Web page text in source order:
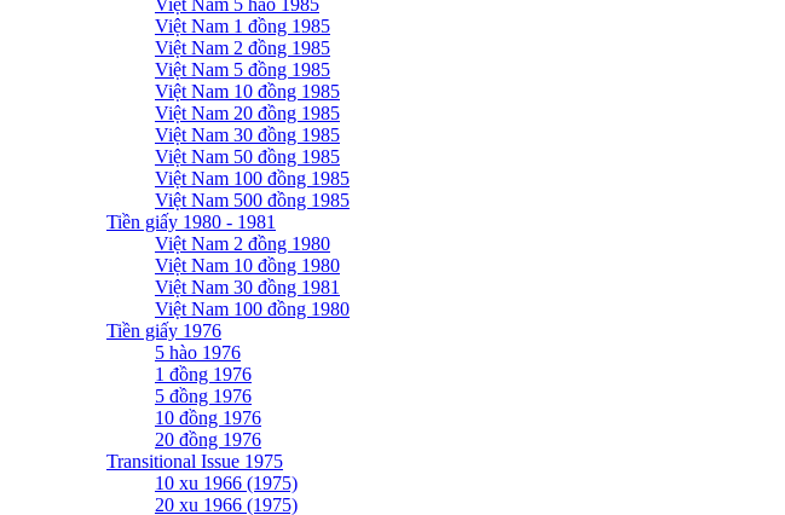
Việt Nam 1 đồng 1985
Việt Nam 2 đồng 1985
Việt Nam 5 đồng 1985
Việt Nam 10 đồng 1985
Việt Nam 20 đồng 1985
Việt Nam 30 đồng 1985
Việt Nam 50 đồng 1985
Việt Nam 100 đồng 1985
Việt Nam 500 đồng 1985
Tiền giấy 1980 - 1981
Việt Nam 2 đồng 1980
Việt Nam 10 đồng 1980
Việt Nam 30 đồng 1981
Việt Nam 100 đồng 1980
Tiền giấy 1976
5 hào 1976
1 đồng 1976
5 đồng 1976
10 đồng 1976
20 đồng 1976
Transitional Issue 1975
10 xu 1966 (1975)
20 xu 1966 (1975)